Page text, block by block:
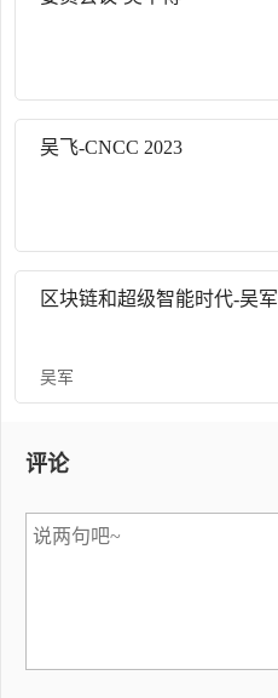
吴飞-CNCC 2023
区块链和超级智能时代-吴军
吴军
评论